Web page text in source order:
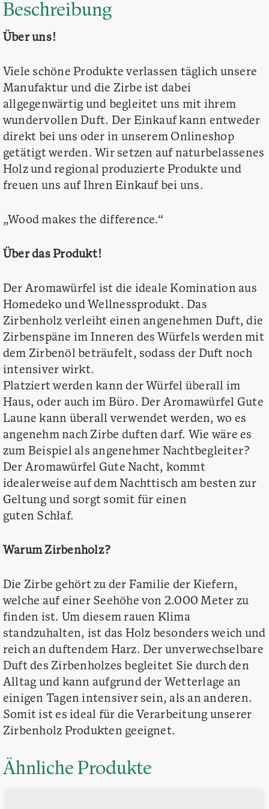
Beschreibung
Über uns!
Viele schöne Produkte verlassen täglich unsere
Manufaktur und die Zirbe ist dabei
allgegenwärtig und begleitet uns mit ihrem
wundervollen Duft. Der Einkauf kann entweder
direkt bei uns oder in unserem Onlineshop
getätigt werden. Wir setzen auf naturbelassenes
Holz und regional produzierte Produkte und
freuen uns auf Ihren Einkauf bei uns.
„Wood makes the difference.“
Über das Produkt!
Der Aromawürfel ist die ideale Komination aus
Homedeko und Wellnessprodukt. Das
Zirbenholz verleiht einen angenehmen Duft, die
Zirbenspäne im Inneren des Würfels werden mit
dem Zirbenöl beträufelt, sodass der Duft noch
intensiver wirkt.
Platziert werden kann der Würfel überall im
Haus, oder auch im Büro. Der Aromawürfel Gute
Laune kann überall verwendet werden, wo es
angenehm nach Zirbe duften darf. Wie wäre es
zum Beispiel als angenehmer Nachtbegleiter?
Der Aromawürfel Gute Nacht, kommt
idealerweise auf dem Nachttisch am besten zur
Geltung und sorgt somit für einen
guten Schlaf.
Warum Zirbenholz?
Die Zirbe gehört zu der Familie der Kiefern,
welche auf einer Seehöhe von 2.000 Meter zu
finden ist. Um diesem rauen Klima
standzuhalten, ist das Holz besonders weich und
reich an duftendem Harz. Der unverwechselbare
Duft des Zirbenholzes begleitet Sie durch den
Alltag und kann aufgrund der Wetterlage an
einigen Tagen intensiver sein, als an anderen.
Somit ist es ideal für die Verarbeitung unserer
Zirbenholz Produkten geeignet.
Ähnliche Produkte